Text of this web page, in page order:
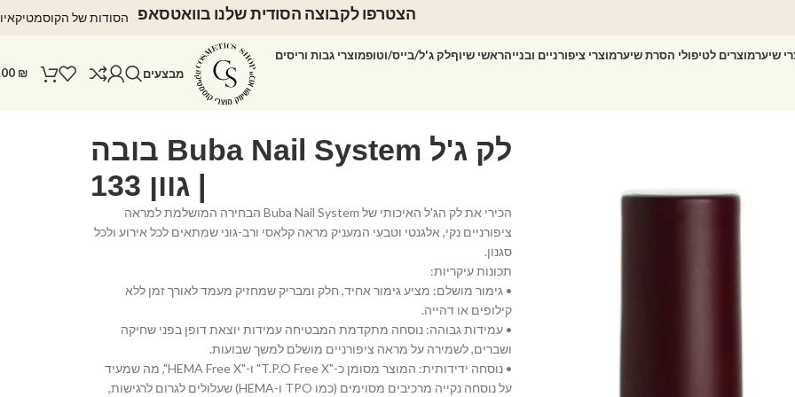
הצטרפו לקבוצה הסודית שלנו בוואטסאפ הסודות של
שיערמוצרים לטיפולי הסרת שיערמוצרי ציפורניים ובנייהראשי שיוףלק ג'ל/בייס/וטופמוצרי גבות וריסים
מבצעים ₪
לק ג'ל Buba Nail System בובה
| גוון 133
הכירי את לק הג'ל האיכותי של Buba Nail System הבחירה המושלמת למראה
ציפורניים נקי, אלגנטי וטבעי המעניק מראה קלאסי ורב-גוני שמתאים לכל אירוע ולכל
סגנון.
תכונות עיקריות:
• גימור מושלם: מציע גימור אחיד, חלק ומבריק שמחזיק מעמד לאורך זמן ללא
קילופים או דהייה.
• עמידות גבוהה: נוסחה מתקדמת המבטיחה עמידות יוצאת דופן בפני שחיקה
ושברים, לשמירה על מראה ציפורניים מושלם למשך שבועות.
• נוסחה ידידותית: המוצר מסומן כ-"T.P.O Free X" ו-"HEMA Free X", מה שמעיד
על נוסחה נקייה מרכיבים מסוימים (כמו TPO ו-HEMA) שעלולים לגרום לרגישות,